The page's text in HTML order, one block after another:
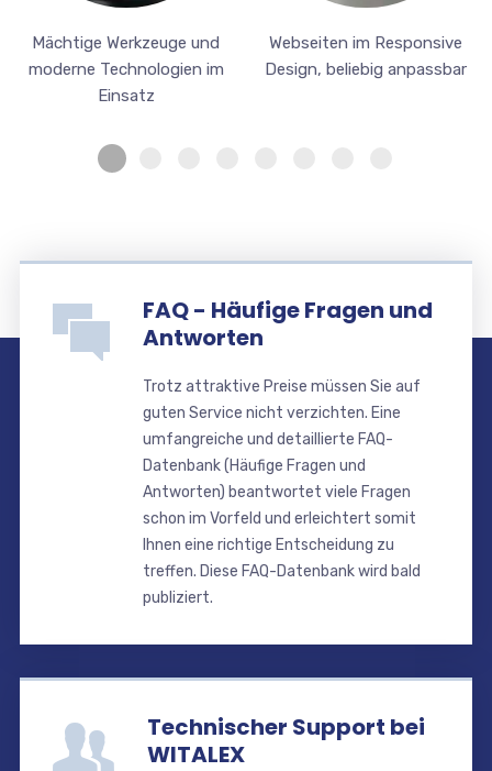
Mächtige Werkzeuge und
moderne Technologien im
Einsatz
Webseiten im Responsive
Design, beliebig anpassbar
FAQ - Häufige Fragen und
Antworten
Trotz attraktive Preise müssen Sie auf
guten Service nicht verzichten. Eine
umfangreiche und detaillierte FAQ-
Datenbank (Häufige Fragen und
Antworten) beantwortet viele Fragen
schon im Vorfeld und erleichtert somit
Ihnen eine richtige Entscheidung zu
treffen. Diese FAQ-Datenbank wird bald
publiziert.
Technischer Support bei
WITALEX